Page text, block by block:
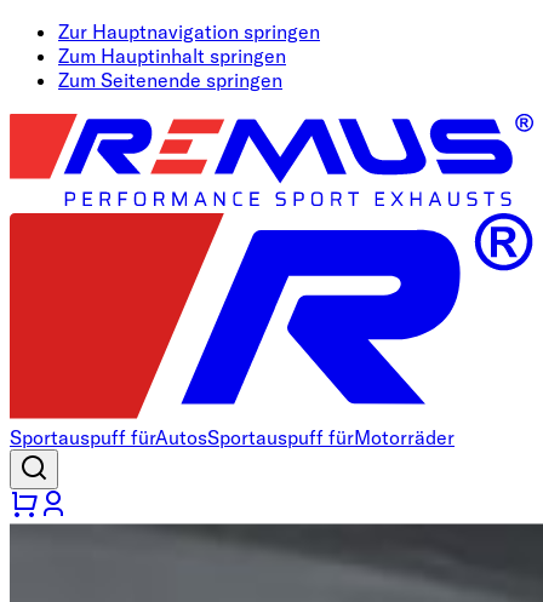
Zur Hauptnavigation springen
Zum Hauptinhalt springen
Zum Seitenende springen
Sportauspuff fürAutosSportauspuff fürMotorräder